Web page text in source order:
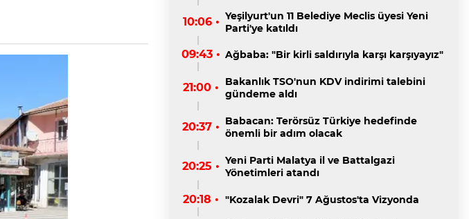
10:06 • Yeşilyurt'un 11 Belediye Meclis üyesi Yeni
Parti'ye katıldı
09:43 • Ağbaba: "Bir kirli saldırıyla karşı karşıyayız"
21:00 •
Bakanlık TSO'nun KDV indirimi talebini
gündeme aldı
20:37 • Babacan: Terörsüz Türkiye hedefinde
önemli bir adım olacak
20:25 • Yeni Parti Malatya il ve Battalgazi
Yönetimleri atandı
20:18 • "Kozalak Devri" 7 Ağustos'ta Vizyonda